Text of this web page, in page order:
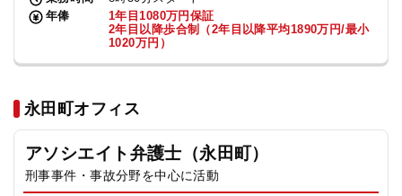
年俸
1年目1080万円保証
2年目以降歩合制（2年目以降平均1890万円/最小
1020万円）
永田町オフィス
アソシエイト弁護士（永田町）
刑事事件・事故分野を中心に活動